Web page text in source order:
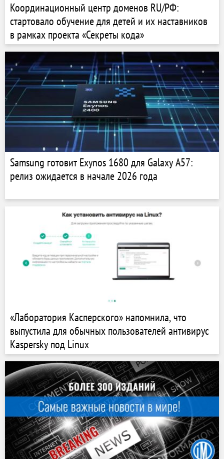
Координационный центр доменов RU/РФ:
стартовало обучение для детей и их наставников
в рамках проекта «Секреты кода»
Samsung готовит Exynos 1680 для Galaxy A57:
релиз ожидается в начале 2026 года
«Лаборатория Касперского» напомнила, что
выпустила для обычных пользователей антивирус
Kaspersky под Linux